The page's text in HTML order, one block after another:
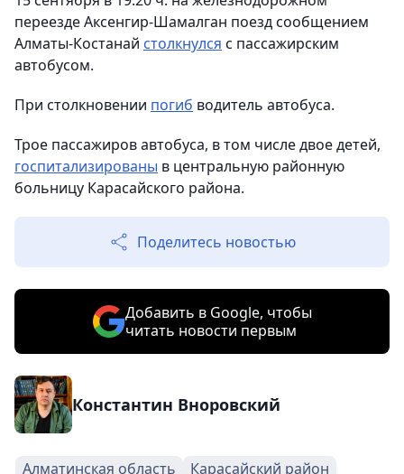
переезде Аксенгир-Шамалган поезд сообщением
Алматы-Костанай столкнулся с пассажирским
автобусом.
При столкновении погиб водитель автобуса.
Трое пассажиров автобуса, в том числе двое детей,
госпитализированы в центральную районную
больницу Карасайского района.
Поделитесь новостью
Добавить в Google, чтобы
читать новости первым
Константин Вноровский
Алматинская область Карасайский район